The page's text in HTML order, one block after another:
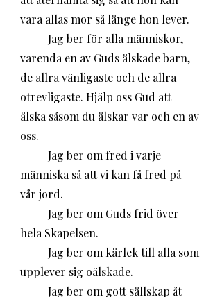
vara allas mor så länge hon lever.
varenda en av Guds älskade barn,
de allra vänligaste och de allra
otrevligaste. Hjälp oss Gud att
älska såsom du älskar var och en av
oss.
människa så att vi kan få fred på
vår jord.
hela Skapelsen.
upplever sig oälskade.